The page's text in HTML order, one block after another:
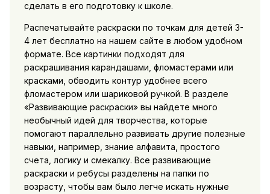
сделать в его подготовку к школе.
Распечатывайте раскраски по точкам для детей 3-
4 лет бесплатно на нашем сайте в любом удобном
формате. Все картинки подходят для
раскрашивания карандашами, фломастерами или
красками, обводить контур удобнее всего
фломастером или шариковой ручкой. В разделе
«Развивающие раскраски» вы найдете много
необычный идей для творчества, которые
помогают параллельно развивать другие полезные
навыки, например, знание алфавита, простого
счета, логику и смекалку. Все развивающие
раскраски и ребусы разделены на папки по
возрасту, чтобы вам было легче искать нужные